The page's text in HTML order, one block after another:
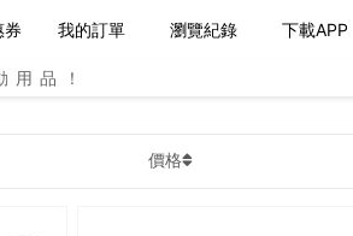
券 我的訂單 瀏覽紀錄 下載APP
品！
價格